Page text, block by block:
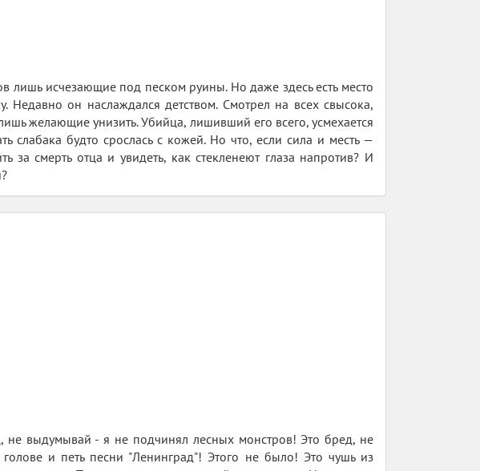
лишь исчезающие под песком руины. Но даже здесь есть место
он наслаждался детством. Смотрел на всех свысока,
желающие унизить. Убийца, лишивший его всего, усмехается
слабака будто срослась с кожей. Но что, если сила и месть —
за смерть отца и увидеть, как стекленеют глаза напротив? И
выдумывай - я не подчинял лесных монстров! Это бред, не
и петь песни "Ленинград"! Этого не было! Это чушь из